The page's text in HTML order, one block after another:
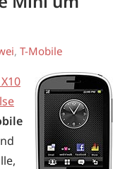
, T-Mobile